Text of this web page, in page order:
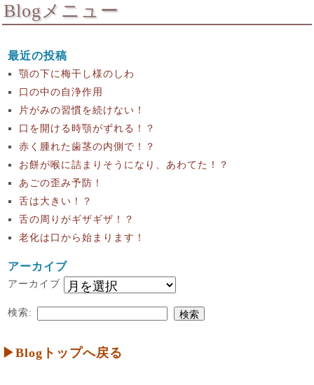
Blogメニュー
最近の投稿
顎の下に梅干し様のしわ
口の中の自浄作用
片がみの習慣を続けない！
口を開ける時顎がずれる！？
赤く腫れた歯茎の内側で！？
お餅が喉に詰まりそうになり、あわてた！？
あごの歪み予防！
舌は大きい！？
舌の周りがギザギザ！？
老化は口から始まります！
アーカイブ
アーカイブ
検索:
▶Blogトップへ戻る